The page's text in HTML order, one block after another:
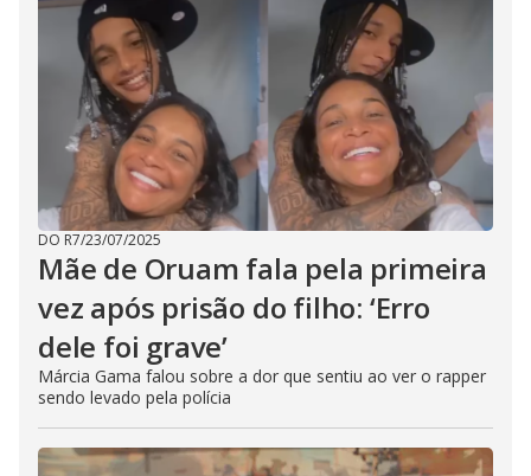
DO R7/23/07/2025
Mãe de Oruam fala pela primeira
vez após prisão do filho: ‘Erro
dele foi grave’
Márcia Gama falou sobre a dor que sentiu ao ver o rapper
sendo levado pela polícia